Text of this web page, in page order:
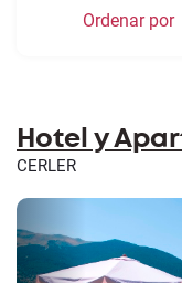
Ordenar por
Hotel y
CERLER